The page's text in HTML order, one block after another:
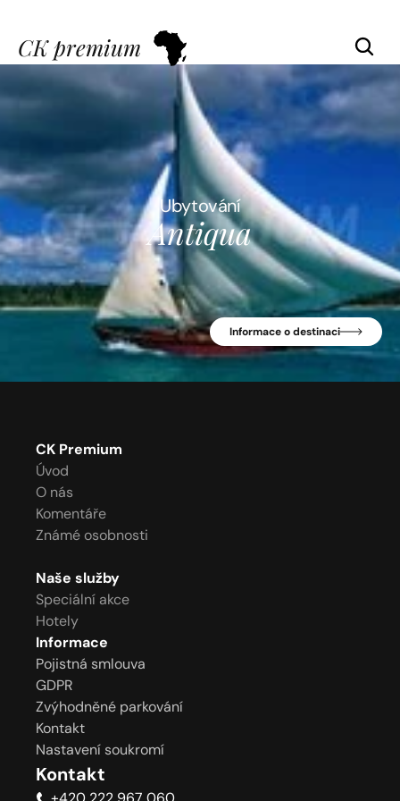
CK premium
Ubytování
Antiqua
Informace o destinaci
CK Premium
Úvod
O nás
Komentáře
Známé osobnosti
Naše služby
Speciální akce
Hotely
Informace
Pojistná smlouva
GDPR
Zvýhodněné parkování
Kontakt
Nastavení soukromí
Kontakt